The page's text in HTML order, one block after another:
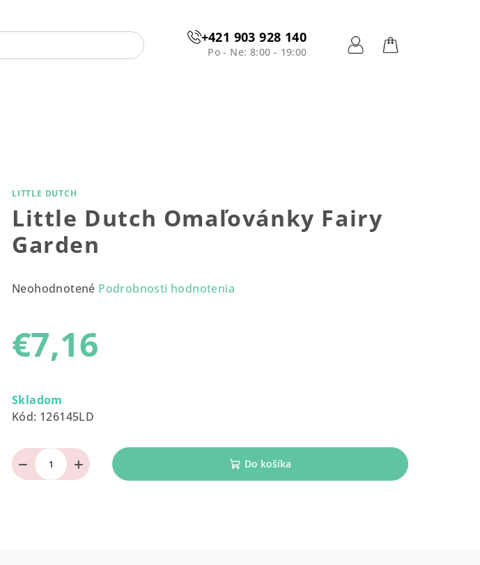
+421 903 928 140
Po - Ne: 8:00 - 19:00
LITTLE DUTCH
Little Dutch Omaľovánky Fairy
Garden
Priemerné
je
0,0
hviezdičiek.
Neohodnotené Podrobnosti hodnotenia
€7,16
cena:
Skladom
Kód: 126145LD
+
− Do košíka